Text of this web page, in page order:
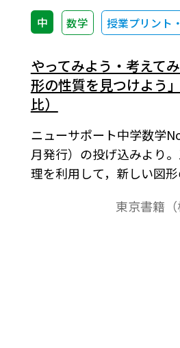
中 数学 授業プリント
やってみよう・考えて
形の性質を見つけよう
比）
ニューサポート中学数学
月発行）の投げ込みより
理を利用して，新しい図
東京書籍